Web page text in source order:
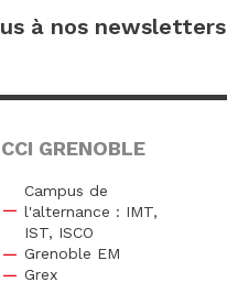
à nos newsletters
GRENOBLE
Campus de
l'alternance : IMT,
IST, ISCO
Grenoble EM
Grex